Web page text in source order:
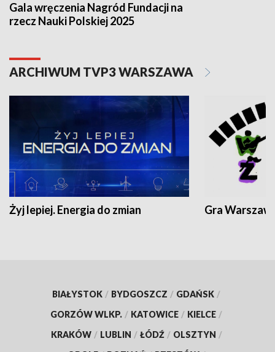
Gala wręczenia Nagród Fundacji na
rzecz Nauki Polskiej 2025
ARCHIWUM TVP3 WARSZAWA
Żyj lepiej. Energia do zmian Gra
BIAŁYSTOK / BYDGOSZCZ / GDAŃSK /
GORZÓW WLKP. / KATOWICE / KIELCE /
KRAKÓW / LUBLIN / ŁÓDŹ / OLSZTYN /